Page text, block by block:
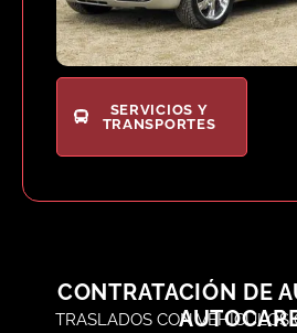
SERVICIOS Y
TRANSPORTES
CONTRATACIÓN DE
TRASLADOS CON VEHÍCULOS